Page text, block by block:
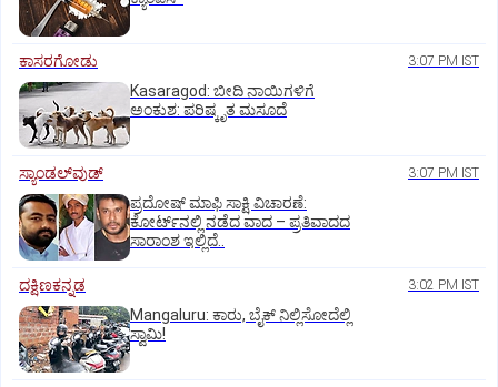
ಕಾಸರಗೋಡು 3:07 PM IST
Kasaragod: ಬೀದಿ ನಾಯಿಗಳಿಗೆ
ಅಂಕುಶ: ಪರಿಷ್ಕೃತ ಮಸೂದೆ
ಸ್ಯಾಂಡಲ್‌ವುಡ್‌ 3:07 PM IST
ಪ್ರದೋಷ್ ಮಾಫಿ ಸಾಕ್ಷಿ ವಿಚಾರಣೆ:
ಕೋರ್ಟ್‌ನಲ್ಲಿ ನಡೆದ ವಾದ – ಪ್ರತಿವಾದದ
ಸಾರಾಂಶ ಇಲ್ಲಿದೆ..
ದಕ್ಷಿಣಕನ್ನಡ 3:02 PM IST
Mangaluru: ಕಾರು, ಬೈಕ್‌ ನಿಲ್ಲಿಸೋದೆಲ್ಲಿ
ಸ್ವಾಮಿ!